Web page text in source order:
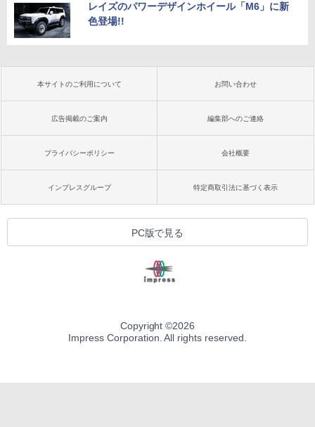
レイズのパワーデザインホイール「M6」に新
色登場!!
本サイトのご利用について お問い合わせ
広告掲載のご案内 編集部へのご連絡
プライバシーポリシー 会社概要
インプレスグループ 特定商取引法に基づく表示
PC版で見る
Copyright ©2026
Impress Corporation. All rights reserved.